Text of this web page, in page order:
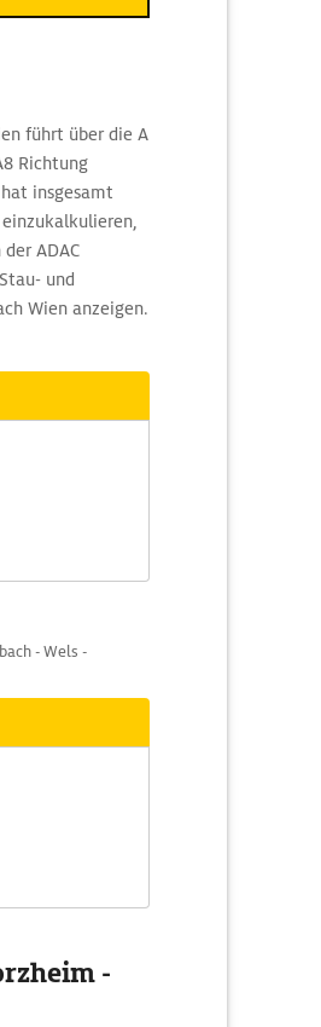
führt über die A
Richtung
insgesamt
ADAC
und
Wien anzeigen.
- Wels -
-